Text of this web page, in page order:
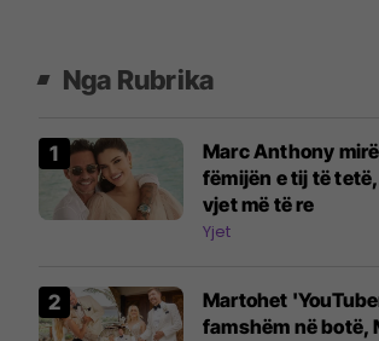
Nga Rubrika
Marc Anthony
fëmijën e tij të
vjet më të re
Yjet
Martohet
famshëm në botë,